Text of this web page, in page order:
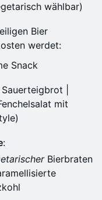
wählbar)
Bier
werdet:
Snack
Sauerteigbrot |
mit
:
Bierbraten